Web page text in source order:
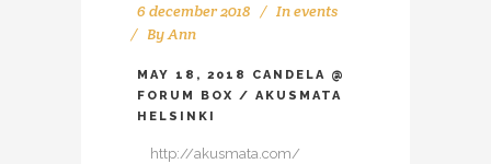
6 december 2018 Inevents
ByAnn
MAY 18, 2018 CANDELA @
FORUM BOX / AKUSMATA
HELSINKI
http://akusmata.com/